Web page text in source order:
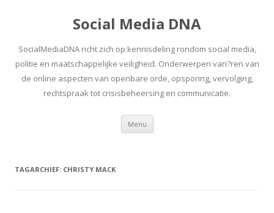
Social Media DNA
SocialMediaDNA richt zich op kennisdeling rondom social media,
politie en maatschappelijke veiligheid. Onderwerpen vari?ren van
de online aspecten van openbare orde, opsporing, vervolging,
rechtspraak tot crisisbeheersing en communicatie.
Menu Spring
inhoud
TAGARCHIEF: CHRISTY MACK